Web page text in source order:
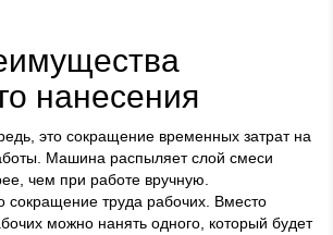
нанесения
это сокращение временных затрат на
Машина распыляет слой смеси
чем при работе вручную.
сокращение труда рабочих. Вместо
можно нанять одного, который будет